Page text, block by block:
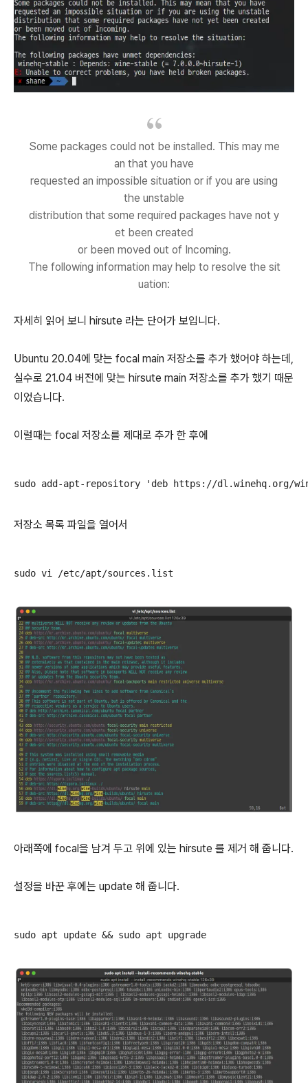
Some packages could not be installed. This may me
an that you have
requested an impossible situation or if you are using
the unstable
distribution that some required packages have not y
et been created
or been moved out of Incoming.
The following information may help to resolve the sit
uation:
자세히 읽어 보니 hirsute 라는 단어가 보입니다.
Ubuntu 20.04에 맞는 focal main 저장소를 추가 했어야 하는데,
실수로 21.04 버전에 맞는 hirsute main 저장소를 추가 했기 때문
이었습니다.
이럴때는 focal 저장소를 제대로 추가 한 후에
sudo add-apt-repository 'deb https://dl.winehq.org/
저장소 목록 파일을 열어서
sudo vi /etc/apt/sources.list
아래쪽에 focal을 남겨 두고 위에 있는 hirsute 를 제거 해 줍니다.
설정을 바꾼 후에는 update 해 줍니다.
sudo apt update && sudo apt upgrade